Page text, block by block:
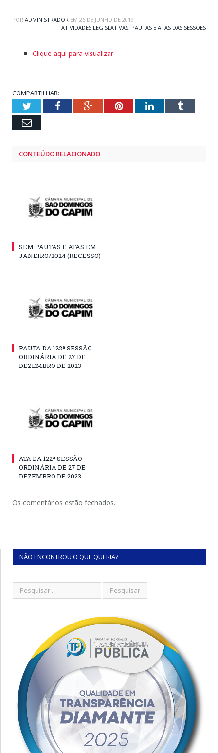
POR ADMINISTRADOR EM 26 DE JUNHO DE 2019
ATIVIDADES LEGISLATIVAS, PAUTAS E ATAS DAS SESSÕES
Clique aqui para visualizar
COMPARTILHAR:
TwitterFacebookGoogle+PinterestLinkedInTumblr
Email
CONTEÚDO RELACIONADO
SEM PAUTAS E ATAS EM
JANEIRO/2024 (RECESSO)
PAUTA DA 122ª SESSÃO
ORDINÁRIA DE 27 DE
DEZEMBRO DE 2023
ATA DA 122ª SESSÃO
ORDINÁRIA DE 27 DE
DEZEMBRO DE 2023
Os comentários estão fechados.
NÃO ENCONTROU O QUE QUERIA?